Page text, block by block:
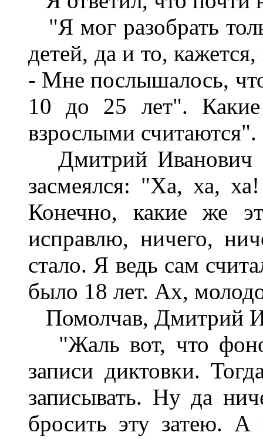
"Я мог разобрать
детей, да и то,
- Мне послышалось,
10 до 25 лет".
взрослыми считаются".
Дмитрий Иванович
засмеялся: "Ха, ха,
Конечно, какие же
исправлю, ничего,
стало. Я ведь сам
было 18 лет. Ах,
Помолчав, Дмитрий
"Жаль вот, что
записи диктовки.
записывать. Ну да
бросить эту затею.